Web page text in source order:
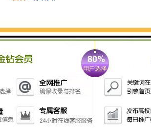
的能量可达173000TW。在海平面上的标准峰
依赖这些能量维持生存，其中包括所有其他形
太阳能的能量密度低，而且它因地而异，因时
受到一定的限制。